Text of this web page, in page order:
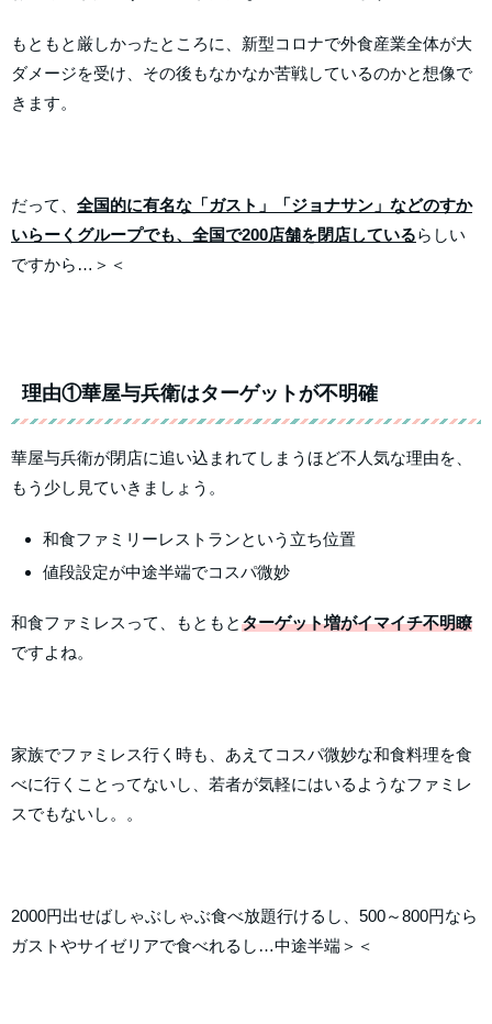
もともと厳しかったところに、新型コロナで外食産業全体が大
ダメージを受け、その後もなかなか苦戦しているのかと想像で
きます。
だって、 全国的に有名な「ガスト」「ジョナサン」などのすか
いらーくグループでも、全国で200店舗を閉店しているらしい
ですから…＞＜
理由①華屋与兵衛はターゲットが不明確
華屋与兵衛が閉店に追い込まれてしまうほど不人気な理由を、
もう少し見ていきましょう。
和食ファミリーレストランという立ち位置
値段設定が中途半端でコスパ微妙
和食ファミレスって、もともとターゲット増がイマイチ不明瞭
ですよね。
家族でファミレス行く時も、あえてコスパ微妙な和食料理を食
べに行くことってないし、若者が気軽にはいるようなファミレ
スでもないし。。
2000円出せばしゃぶしゃぶ食べ放題行けるし、500～800円なら
ガストやサイゼリアで食べれるし…中途半端＞＜